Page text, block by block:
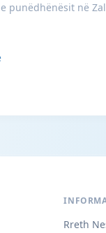
punëdhënësit në
Rreth